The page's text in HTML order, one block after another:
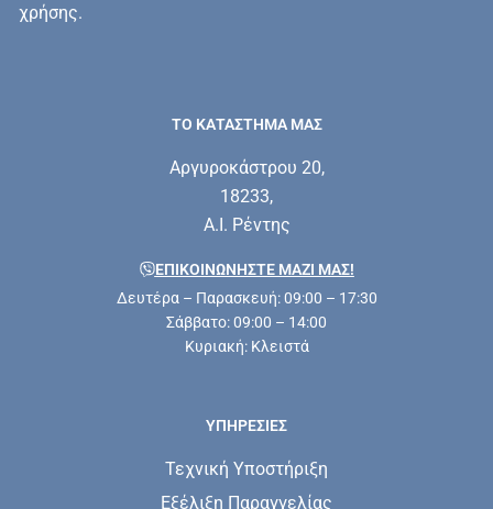
χρήσης.
ΤΟ ΚΑΤΑΣΤΗΜΑ ΜΑΣ
Αργυροκάστρου 20,
18233,
Α.Ι. Ρέντης
ΕΠΙΚΟΙΝΩΝΗΣΤΕ ΜΑΖΊ ΜΑΣ!
Δευτέρα – Παρασκευή: 09:00 – 17:30
Σάββατο: 09:00 – 14:00
Κυριακή: Κλειστά
ΥΠΗΡΕΣΊΕΣ
Τεχνική Υποστήριξη
Εξέλιξη Παραγγελίας